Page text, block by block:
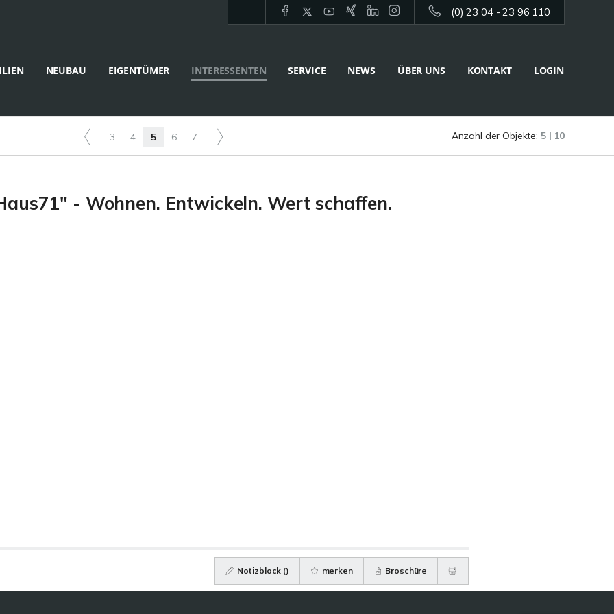
(0) 23 04 - 23 96 110
NEUBAU EIGENTÜMER INTERESSENTEN SERVICE NEWS ÜBER UNS KONTAKT LOGIN
3 4 5 6 7 Anzahl der Objekte: 5 | 10
- Wohnen. Entwickeln. Wert schaffen.
Notizblock () merken Broschüre